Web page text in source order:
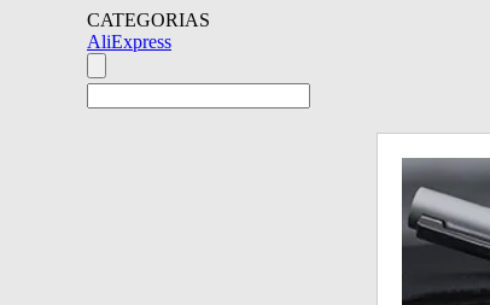
CATEGORIAS
AliExpress